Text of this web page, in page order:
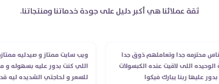
ثقة عملائنا هي أكبر دليل على جودة خدماتنا ومنتجاتنا.
جدا وتعاملهم ذوق جدا
اللى لاقيت عنده الكبسولات
ربنا يبارك فيكوا
ويب سايت ممتاز و صيدليه ممتازه
اللي كنت بدور عليه بسهوله و من
للسعر و لحاجتي الشديده ليه قدر